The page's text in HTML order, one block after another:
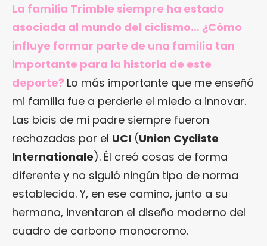
La familia Trimble siempre ha estado
asociada al mundo del ciclismo… ¿Cómo
influye formar parte de una familia tan
importante para la historia de este
deporte? Lo más importante que me enseñó
mi familia fue a perderle el miedo a innovar.
Las bicis de mi padre siempre fueron
rechazadas por el UCI (Union Cycliste
Internationale). Él creó cosas de forma
diferente y no siguió ningún tipo de norma
establecida. Y, en ese camino, junto a su
hermano, inventaron el diseño moderno del
cuadro de carbono monocromo.